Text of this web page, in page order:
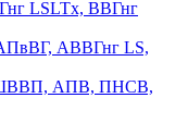
LSLTx, ВВГнг
АВВГнг LS,
ШВВП, АПВ, ПНСВ,